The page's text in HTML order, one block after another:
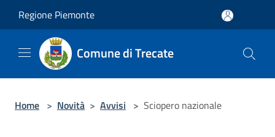
Regione Piemonte
Comune di Trecate
Home > Novità > Avvisi > Sciopero nazionale